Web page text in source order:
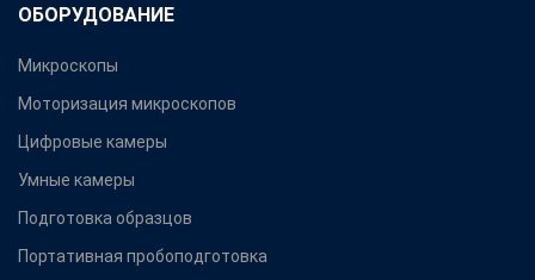
ОБОРУДОВАНИЕ
Микроскопы
Моторизация микроскопов
Цифровые камеры
Умные камеры
Подготовка образцов
Портативная пробоподготовка